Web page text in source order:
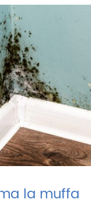
la muffa